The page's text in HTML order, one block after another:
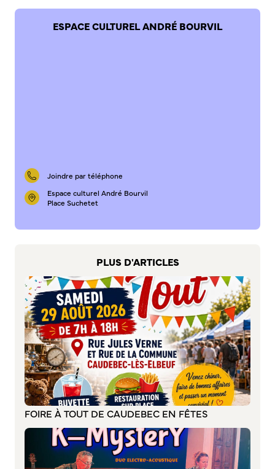
ESPACE CULTUREL ANDRÉ BOURVIL
Joindre par téléphone
Espace culturel André Bourvil
Place Suchetet
PLUS D'ARTICLES
FOIRE À TOUT DE CAUDEBEC EN FÊTES
Histoire de la ville
Patrimoine historique
Entretien des haies
Aide à l’achat d’un composteur ou récupérateur d’eau
S’informer
Journal municipal
Le Territoire
La Métropole de Rouen Normandie
Le Département de la Seine-Maritime
La Région Normandie
Culture
Espace Bourvil
Médiathèque Boris Vian
Studio Gainsbourg
Boîtes à lire